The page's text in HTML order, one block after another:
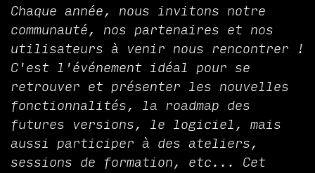
Chaque année, nous invitons notre
communauté, nos partenaires et nos
utilisateurs à venir nous rencontrer !
C'est l'événement idéal pour se
retrouver et présenter les nouvelles
fonctionnalités, la roadmap des
futures versions, le logiciel, mais
aussi participer à des ateliers,
sessions de formation, etc... Cet